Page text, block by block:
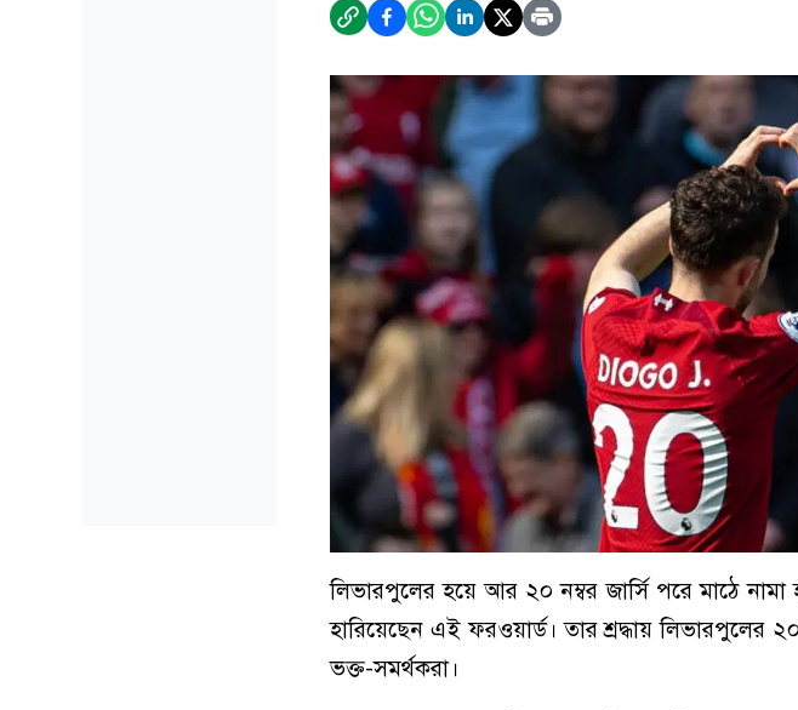
লিভারপুলের হয়ে আর ২০ নম্বর জার্সি পরে মাঠে
হারিয়েছেন এই ফরওয়ার্ড। তার শ্রদ্ধায় লিভারপুলের
ভক্ত-সমর্থকরা।